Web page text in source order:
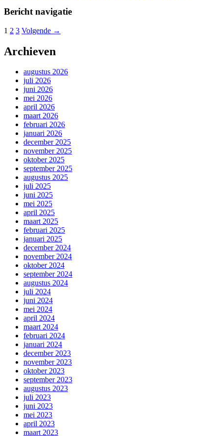
Bericht navigatie
1 2 3 Volgende →
Archieven
augustus 2026
juli 2026
juni 2026
mei 2026
april 2026
maart 2026
februari 2026
januari 2026
december 2025
november 2025
oktober 2025
september 2025
augustus 2025
juli 2025
juni 2025
mei 2025
april 2025
maart 2025
februari 2025
januari 2025
december 2024
november 2024
oktober 2024
september 2024
augustus 2024
juli 2024
juni 2024
mei 2024
april 2024
maart 2024
februari 2024
januari 2024
december 2023
november 2023
oktober 2023
september 2023
augustus 2023
juli 2023
juni 2023
mei 2023
april 2023
maart 2023